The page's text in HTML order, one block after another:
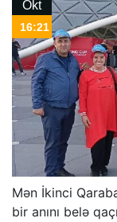
Okt
16:21
Mən İkinci
bir anını belə